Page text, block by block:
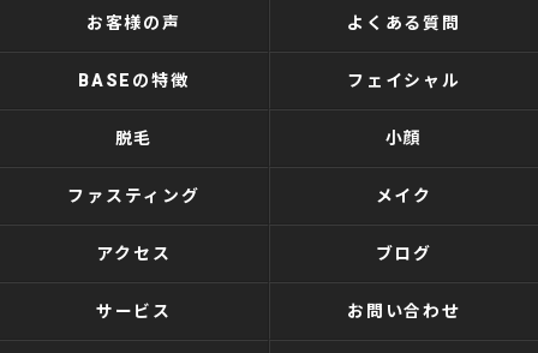
お客様の声 よくある質問
BASEの特徴 フェイシャル
脱毛 小顔
ファスティング メイク
アクセス ブログ
サービス お問い合わせ